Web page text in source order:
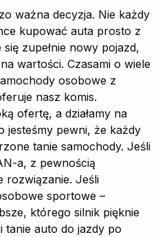
ważna decyzja. Nie każdy
kupować auta prosto z
zupełnie nowy pojazd,
wartości. Czasami o wiele
osobowe z
nasz komis.
ofertę, a działamy na
jesteśmy pewni, że każdy
tanie samochody. Jeśli
a, z pewnością
rozwiązanie. Jeśli
sportowe –
którego silnik pięknie
tanie auto do jazdy po